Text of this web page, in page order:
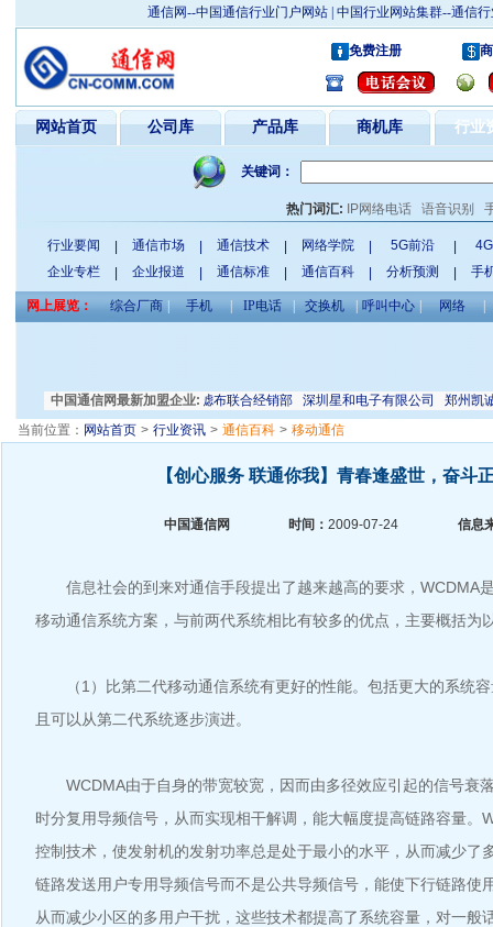
通信网--中国通信行业门户网站 | 中国行业网站集群--通信
免费注册
网站首页 公司库 产品库 商机库 行业
关键词：
热门词汇: IP网络电话 语音识别
行业要闻 通信市场 通信技术 网络学院 5G前沿
企业专栏
企业报道 通信标准 通信百科 分析预测 手
网上展览： 综合厂商 | 手机 | IP电话 | 交换机 | 呼叫中心 | 网络 |
中国通信网最新加盟企业:
览有限公司 安平县小大筛网滤布联合经销部 深圳星和电子有限公司
郑州凯诚
当前位置： 网站首页 > 行业资讯 > 通信百科 > 移动通信
【创心服务 联通你我】青春逢盛世，奋斗
中国通信网 时间： 2009-07-24 信息
信息社会的到来对通信手段提出了越来越高的要求，WCDMA
移动通信系统方案，与前两代系统相比有较多的优点，主要概括为
（1）比第二代移动通信系统有更好的性能。包括更大的系统容
且可以从第二代系统逐步演进。
WCDMA由于自身的带宽较宽，因而由多径效应引起的信号衰
时分复用导频信号，从而实现相干解调，能大幅度提高链路容量。
控制技术，使发射机的发射功率总是处于最小的水平，从而减少了
链路发送用户专用导频信号而不是公共导频信号，能使下行链路使
从而减少小区的多用户干扰，这些技术都提高了系统容量，对一般